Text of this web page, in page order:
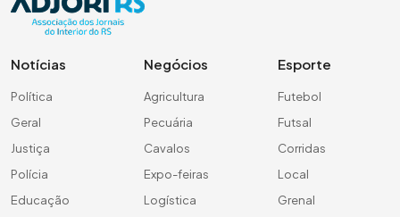
Notícias
Política
Geral
Justiça
Polícia
Educação
Negócios
Agricultura
Pecuária
Cavalos
Expo-feiras
Logística
Esporte
Futebol
Futsal
Corridas
Local
Grenal